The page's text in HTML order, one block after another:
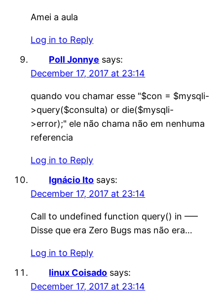
Amei a aula
Log in to Reply
Poll Jonnye says:
December 17, 2017 at 23:14
quando vou chamar esse "$con = $mysqli-
>query($consulta) or die($mysqli-
>error);" ele não chama não em nenhuma
referencia
Log in to Reply
Ignácio Ito says:
December 17, 2017 at 23:14
Call to undefined function query() in —–
Disse que era Zero Bugs mas não era…
Log in to Reply
linux Coisado says:
December 17, 2017 at 23:14